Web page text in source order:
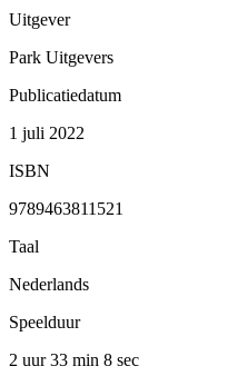
Uitgever
Park Uitgevers
Publicatiedatum
1 juli 2022
ISBN
9789463811521
Taal
Nederlands
Speelduur
2 uur 33 min 8 sec